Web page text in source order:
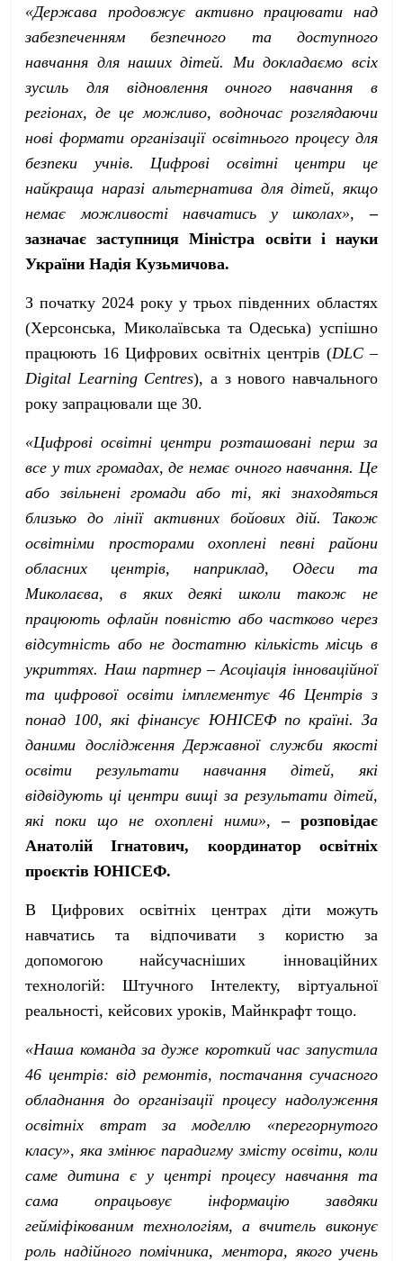
«Держава продовжує активно працювати над
забезпеченням безпечного та доступного
навчання для наших дітей. Ми докладаємо всіх
зусиль для відновлення очного навчання в
регіонах, де це можливо, водночас розглядаючи
нові формати організації освітнього процесу для
безпеки учнів. Цифрові освітні центри це
найкраща наразі альтернатива для дітей, якщо
немає можливості навчатись у школах»,
–
зазначає заступниця Міністра освіти і науки
України Надія Кузьмичова.
З початку 2024 року у трьох південних областях
(Херсонська, Миколаївська та Одеська) успішно
працюють 16 Цифрових освітніх центрів (DLC –
Digital Learning Centres), а з нового навчального
року запрацювали ще 30.
«Цифрові освітні центри розташовані перш за
все у тих громадах, де немає очного навчання. Це
або звільнені громади або ті, які знаходяться
близько до лінії активних бойових дій. Також
освітніми просторами охоплені певні райони
обласних центрів, наприклад, Одеси та
Миколаєва, в яких деякі школи також не
працюють офлайн повністю або частково через
відсутність або не достатню кількість місць в
укриттях. Наш партнер – Асоціація інноваційної
та цифрової освіти імплементує 46 Центрів з
понад 100, які фінансує ЮНІСЕФ по країні. За
даними дослідження Державної служби якості
освіти результати навчання дітей, які
відвідують ці центри вищі за результати дітей,
які поки що не охоплені ними»,
– розповідає
Анатолій Ігнатович, координатор освітніх
проєктів ЮНІСЕФ.
В Цифрових освітніх центрах діти можуть
навчатись та відпочивати з користю за
допомогою найсучасніших інноваційних
технологій: Штучного Інтелекту, віртуальної
реальності, кейсових уроків, Майнкрафт тощо.
«Наша команда за дуже короткий час запустила
46 центрів: від ремонтів, постачання сучасного
обладнання до організації процесу надолуження
освітніх втрат за моделлю «перегорнутого
класу», яка змінює парадигму змісту освіти, коли
саме дитина є у центрі процесу навчання та
сама опрацьовує інформацію завдяки
гейміфікованим технологіям, а вчитель виконує
роль надійного помічника, ментора, якого учень